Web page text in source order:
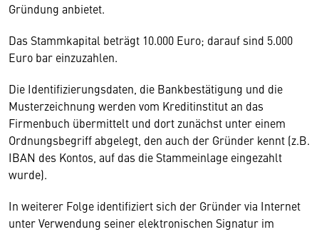
Gründung anbietet.
Das Stammkapital beträgt 10.000 Euro; darauf sind 5.000
Euro bar einzuzahlen.
Die Identifizierungsdaten, die Bankbestätigung und die
Musterzeichnung werden vom Kreditinstitut an das
Firmenbuch übermittelt und dort zunächst unter einem
Ordnungsbegriff abgelegt, den auch der Gründer kennt (z.B.
IBAN des Kontos, auf das die Stammeinlage eingezahlt
wurde).
In weiterer Folge identifiziert sich der Gründer via Internet
unter Verwendung seiner elektronischen Signatur im